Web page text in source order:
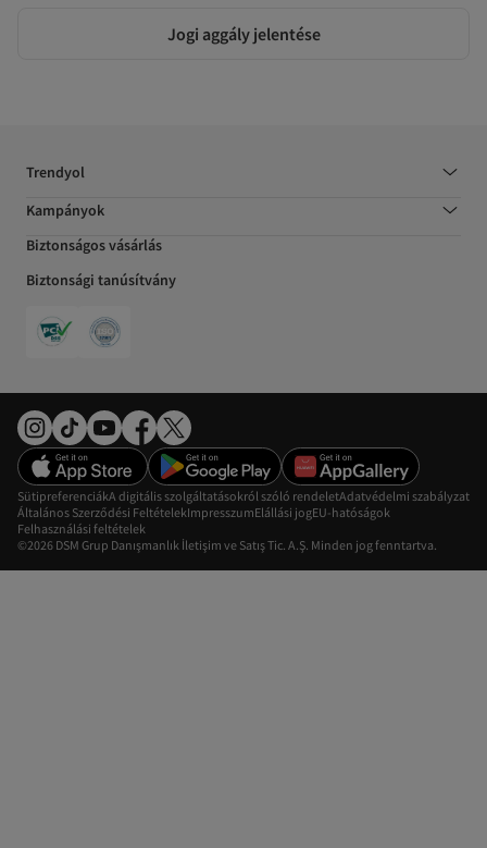
Jogi aggály jelentése
Trendyol
Kampányok
Biztonságos vásárlás
Biztonsági tanúsítvány
©2026 DSM Grup Danışmanlık İletişim ve Satış Tic. A.Ş. Minden jog fenntartva.
SütipreferenciákA digitális szolgáltatásokról szóló rendeletAdatvédelmi szabályzat
Általános Szerződési FeltételekImpresszumElállási jogEU-hatóságok
Felhasználási feltételek